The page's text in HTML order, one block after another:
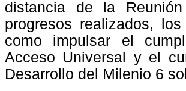
distancia de la
progresos realizados,
como impulsar el
Acceso Universal y el
Desarrollo del Milenio 6